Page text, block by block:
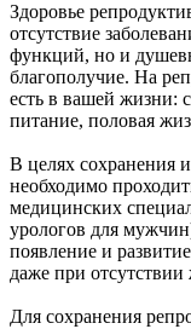
Здоровье
отсутствие
функций, но и
благополучие. На
есть в вашей жизни:
питание, половая
В целях сохранения
необходимо
медицинских
урологов для
появление и
даже при отсутствии
Для сохранения